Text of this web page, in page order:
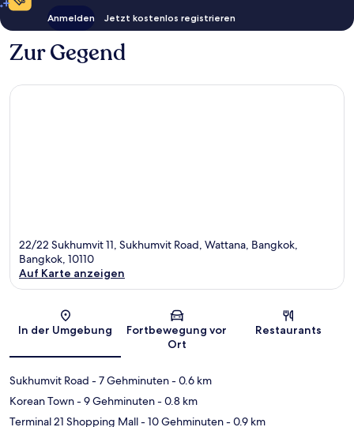
Anmelden Jetzt kostenlos registrieren
Zur Gegend
22/22 Sukhumvit 11, Sukhumvit Road, Wattana, Bangkok,
Bangkok, 10110
Auf Karte anzeigen
In der Umgebung
Fortbewegung vor
Ort
Restaurants
Sukhumvit Road - 7 Gehminuten- 0.6 km
Korean Town- 9 Gehminuten- 0.8 km
Terminal 21 Shopping Mall- 10 Gehminuten- 0.9 km